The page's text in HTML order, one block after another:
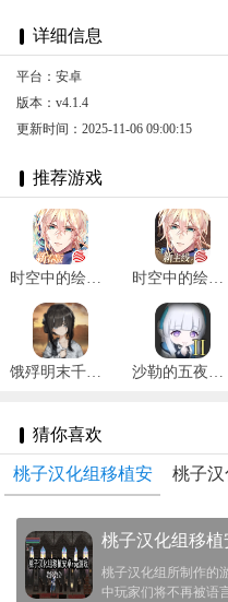
详细信息
平台：安卓
版本：v4.1.4
更新时间：2025-11-06 09:00:15
推荐游戏
时空中的绘旅人新春版 v1.0.32 时空中的绘旅人网易版 v1.0.37
饿殍明末千里行手游完整版 v2.6 沙勒的五夜后宫2正式版 v0.1.0
猜你喜欢
桃子汉化组移植安
卓rpg游戏
桃子
桃子汉化组移植
桃子汉化组所制作的
中玩家们将不再被语